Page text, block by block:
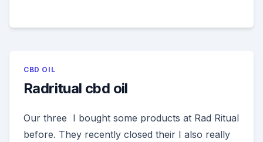
CBD OIL
Radritual cbd oil
Our three I bought some products at Rad Ritual
before. They recently closed their I also really